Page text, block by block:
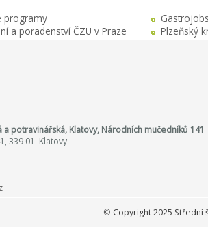
programy
a poradenství ČZU v Praze
Plzeňský
potravinářská, Klatovy, Národních mučedníků 141
339 01 Klatovy
© Copyright 2025 Střední